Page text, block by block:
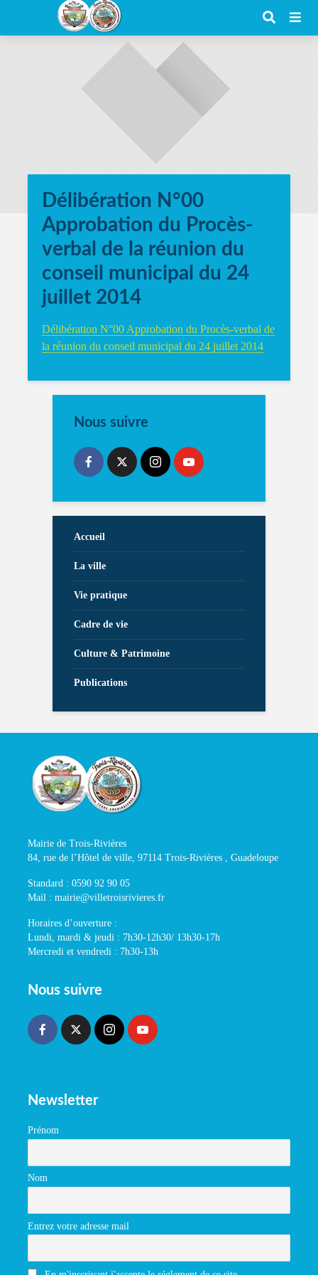
Délibération N°00
Approbation du Procès-
verbal de la réunion du
conseil municipal du 24
juillet 2014
Délibération N°00 Approbation du Procès-verbal de
la réunion du conseil municipal du 24 juillet 2014
Nous suivre
Accueil
La ville
Vie pratique
Cadre de vie
Culture & Patrimoine
Publications
Mairie de Trois-Rivières
84, rue de l’Hôtel de ville, 97114 Trois-Rivières , Guadeloupe
Standard : 0590 92 90 05
Mail : mairie@villetroisrivieres.fr
Horaires d’ouverture :
Lundi, mardi & jeudi : 7h30-12h30/ 13h30-17h
Mercredi et vendredi : 7h30-13h
Nous suivre
Newsletter
Prénom
Nom
Entrez votre adresse mail